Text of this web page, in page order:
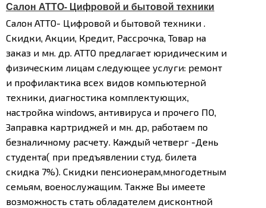
Салон АТТО- Цифровой и бытовой техники
Салон АТТО- Цифровой и бытовой техники .
Скидки, Акции, Кредит, Рассрочка, Товар на
заказ и мн. др. АТТО предлагает юридическим и
физическим лицам следующее услуги: ремонт
и профилактика всех видов компьютерной
техники, диагностика комплектующих,
настройка windows, антивируса и прочего ПО,
Заправка картриджей и мн. др, работаем по
безналичному расчету. Каждый четверг -День
студента( при предъявлении студ. билета
скидка 7%). Скидки пенсионерам,многодетным
семьям, военослужащим. Также Вы имеете
возможность стать обладателем дисконтной